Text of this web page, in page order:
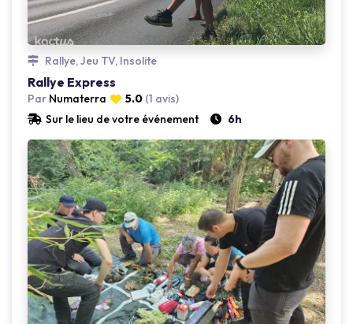
Loading...
Rallye, Jeu TV, Insolite
Rallye Express
Par Numaterra 5.0 (1 avis)
Sur le lieu de votre événement
6h